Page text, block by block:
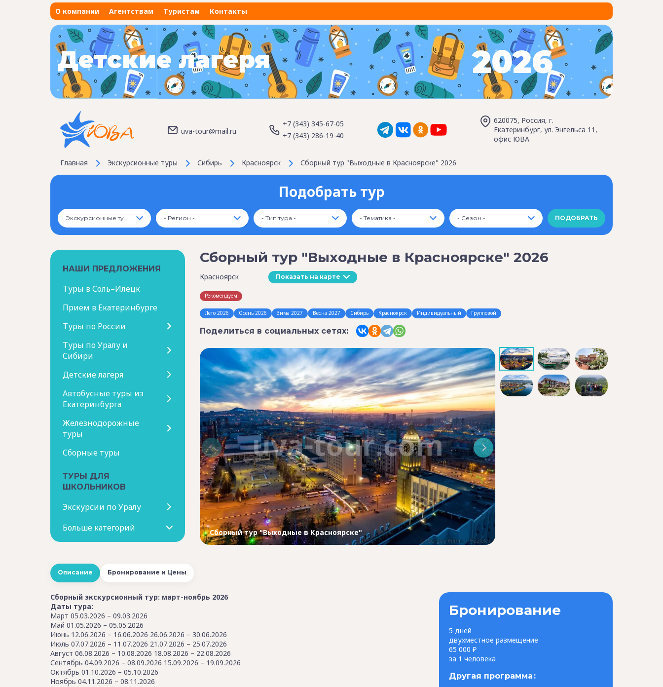
О компании Агентствам Туристам Контакты
Детские лагеря 2026
uva-tour@mail.ru
+7 (343) 345-67-05
+7 (343) 286-19-40
620075, Россия, г.
Екатеринбург, ул. Энгельса 11,
офис ЮВА
Главная Экскурсионные туры Сибирь Красноярск Сборный тур "Выходные в Красноярске" 2026
Подобрать тур
Экскурсионные туры - Регион - - Тип тура - - Тематика - - Сезон -
НАШИ ПРЕДЛОЖЕНИЯ
Туры в Соль–Илецк
Прием в Екатеринбурге
Туры по России
Туры по Уралу и
Сибири
Детские лагеря
Автобусные туры из
Екатеринбурга
Железнодорожные
туры
Сборные туры
ТУРЫ ДЛЯ
ШКОЛЬНИКОВ
Экскурсии по Уралу
Больше категорий
Сборный тур "Выходные в Красноярске" 2026
Красноярск Показать на карте
Рекомендуем
Лето 2026 Осень 2026 Зима 2027 Весна 2027 Сибирь Красноярск Индивидуальный Групповой
Поделиться в социальных сетях:
Сборный тур "Выходные в Красноярске"
Описание Бронирование и Цены
Сборный экскурсионный тур: март-ноябрь 2026
Даты тура:
Март 05.03.2026 – 09.03.2026
Май 01.05.2026 – 05.05.2026
Июнь 12.06.2026 – 16.06.2026 26.06.2026 – 30.06.2026
Июль 07.07.2026 – 11.07.2026 21.07.2026 – 25.07.2026
Август 06.08.2026 – 10.08.2026 18.08.2026 – 22.08.2026
Сентябрь 04.09.2026 – 08.09.2026 15.09.2026 – 19.09.2026
Октябрь 01.10.2026 – 05.10.2026
Ноябрь 04.11.2026 – 08.11.2026
Бронирование
5 дней
двухместное размещение
65 000 ₽
за 1 человека
Другая программа